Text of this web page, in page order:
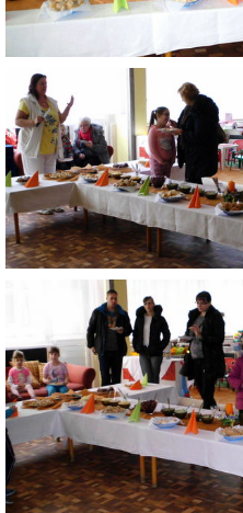
VEREJNÉ OBSTARÁVANIE
EUROROZPRÁVKY
2% Z DANE
RADA ŠKOLY
GDPR
REGISTRATÚRNY PLÁN MŠ
VOĽNÉ PRACOVNÉ MIESTO